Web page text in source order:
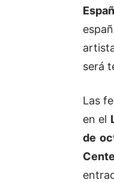
será
Las
en el
de